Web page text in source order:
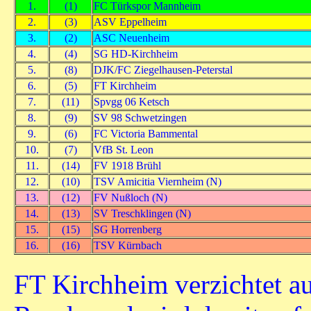
1. (1)
FC Türkspor Mannheim
2.
(3)
ASV Eppelheim
3.
(2)
ASC Neuenheim
4.
(4)
SG HD-Kirchheim
5.
(8)
DJK/FC Ziegelhausen-Peterstal
6.
(5)
FT Kirchheim
7.
(11)
Spvgg 06 Ketsch
8.
(9)
SV 98 Schwetzingen
9.
(6)
FC Victoria Bammental
10.
(7)
VfB St. Leon
11.
(14)
FV 1918 Brühl
12.
(10)
TSV Amicitia Viernheim (N)
13.
(12)
FV Nußloch (N)
14.
(13)
SV Treschklingen (N)
15.
(15)
SG Horrenberg
16.
(16) TSV Kürnbach
FT Kirchheim verzichtet